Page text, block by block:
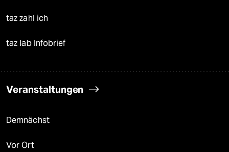
taz zahl ich
taz lab Infobrief
Veranstaltungen
Demnächst
Vor Ort